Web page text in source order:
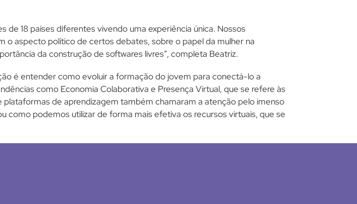
18 países diferentes vivendo uma experiência única. Nossos
o aspecto político de certos debates, sobre o papel da mulher na
da construção de softwares livres”, completa Beatriz.
é entender como evoluir a formação do jovem para conectá-lo a
como Economia Colaborativa e Presença Virtual, que se refere às
de aprendizagem também chamaram a atenção pelo imenso
como podemos utilizar de forma mais efetiva os recursos virtuais, que se